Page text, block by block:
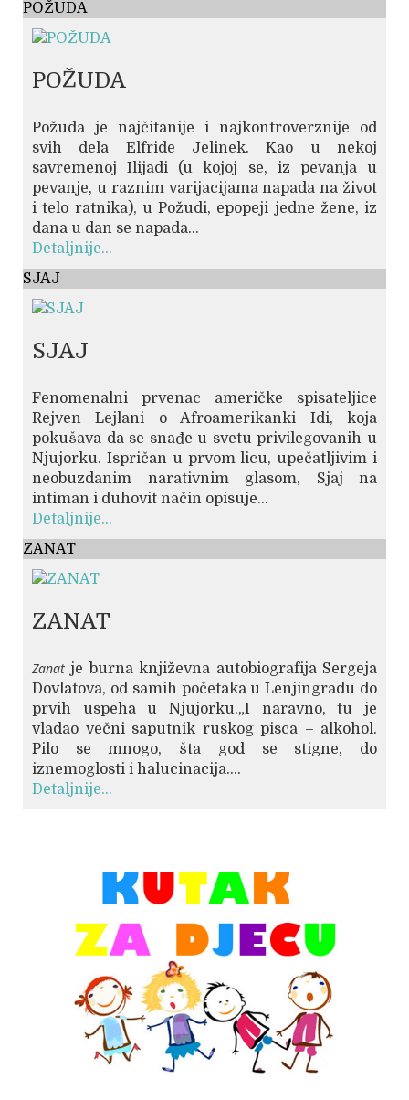
POŽUDA
POŽUDA
Požuda je najčitanije i najkontroverznije od
svih dela Elfride Jelinek. Kao u nekoj
savremenoj Ilijadi (u kojoj se, iz pevanja u
pevanje, u raznim varijacijama napada na život
i telo ratnika), u Požudi, epopeji jedne žene, iz
dana u dan se napada...
Detaljnije...
SJAJ
SJAJ
Fenomenalni prvenac američke spisateljice
Rejven Lejlani o Afroamerikanki Idi, koja
pokušava da se snađe u svetu privilegovanih u
Njujorku. Ispričan u prvom licu, upečatljivim i
neobuzdanim narativnim glasom, Sjaj na
intiman i duhovit način opisuje...
Detaljnije...
ZANAT
ZANAT
Zanat je burna književna autobiografija Sergeja
Dovlatova, od samih početaka u Lenjingradu do
prvih uspeha u Njujorku.„I naravno, tu je
vladao večni saputnik ruskog pisca – alkohol.
Pilo se mnogo, šta god se stigne, do
iznemoglosti i halucinacija....
Detaljnije...